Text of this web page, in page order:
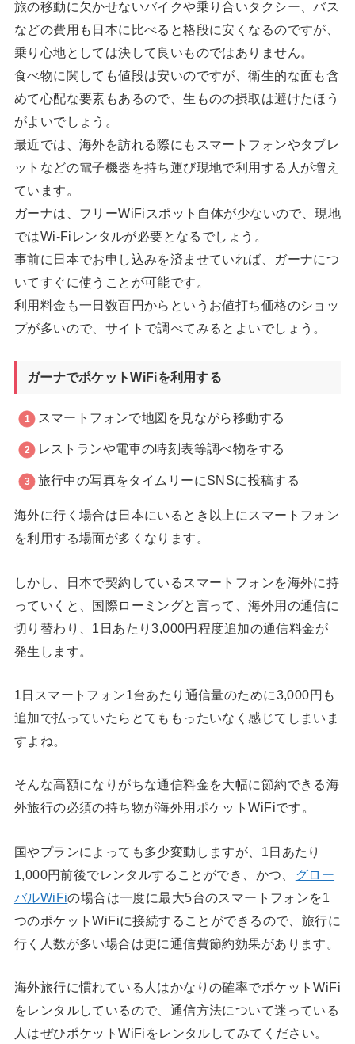
旅の移動に欠かせないバイクや乗り合いタクシー、バス
などの費用も日本に比べると格段に安くなるのですが、
乗り心地としては決して良いものではありません。
食べ物に関しても値段は安いのですが、衛生的な面も含
めて心配な要素もあるので、生ものの摂取は避けたほう
がよいでしょう。
最近では、海外を訪れる際にもスマートフォンやタブレ
ットなどの電子機器を持ち運び現地で利用する人が増え
ています。
ガーナは、フリーWiFiスポット自体が少ないので、現地
ではWi-Fiレンタルが必要となるでしょう。
事前に日本でお申し込みを済ませていれば、ガーナにつ
いてすぐに使うことが可能です。
利用料金も一日数百円からというお値打ち価格のショッ
プが多いので、サイトで調べてみるとよいでしょう。
ガーナでポケットWiFiを利用する
スマートフォンで地図を見ながら移動する
レストランや電車の時刻表等調べ物をする
旅行中の写真をタイムリーにSNSに投稿する
海外に行く場合は日本にいるとき以上にスマートフォン
を利用する場面が多くなります。
しかし、日本で契約しているスマートフォンを海外に持
っていくと、国際ローミングと言って、海外用の通信に
切り替わり、1日あたり3,000円程度追加の通信料金が
発生します。
1日スマートフォン1台あたり通信量のために3,000円も
追加で払っていたらとてももったいなく感じてしまいま
すよね。
そんな高額になりがちな通信料金を大幅に節約できる海
外旅行の必須の持ち物が海外用ポケットWiFiです。
国やプランによっても多少変動しますが、1日あたり
1,000円前後でレンタルすることができ、かつ、
グロー
バルWiFiの場合は一度に最大5台のスマートフォンを1
つのポケットWiFiに接続することができるので、旅行に
行く人数が多い場合は更に通信費節約効果があります。
海外旅行に慣れている人はかなりの確率でポケットWiFi
をレンタルしているので、通信方法について迷っている
人はぜひポケットWiFiをレンタルしてみてください。